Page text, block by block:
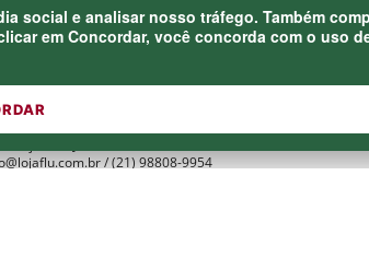
social e analisar nosso tráfego. Também
em Concordar, você concorda com o uso
/ (21) 98808-9954